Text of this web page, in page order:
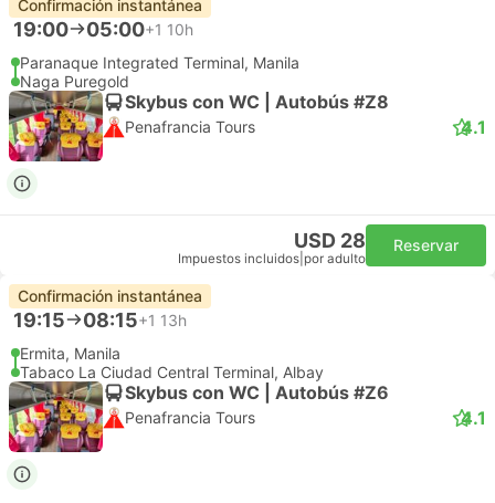
Confirmación instantánea
19:00 05:00+1 10h
Paranaque Integrated Terminal, Manila
Naga Puregold
Skybus con WC | Autobús #Z8
Penafrancia Tours 4.1
USD 28
Impuestos incluidos por adulto
Reservar
Confirmación instantánea
19:15 08:15+1 13h
Ermita, Manila
Tabaco La Ciudad Central Terminal, Albay
Skybus con WC | Autobús #Z6
Penafrancia Tours 4.1